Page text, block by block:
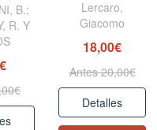
B.;
R. Y
Lercaro,
Giacomo
18,00€
Antes 20,00€
Detalles